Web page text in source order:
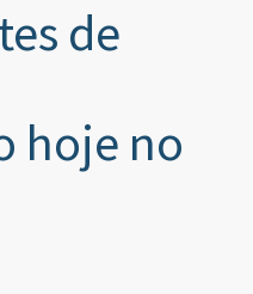
de
hoje no